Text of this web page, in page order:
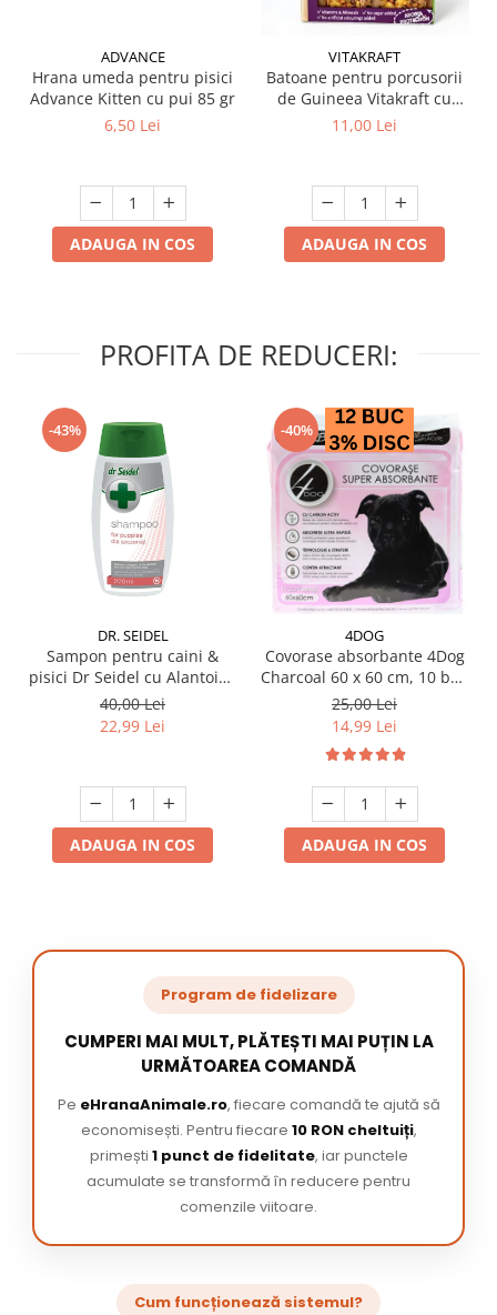
ADVANCE
Hrana umeda pentru pisici
Advance Kitten cu pui 85 gr
6,50 Lei
ADAUGA IN COS
VITAKRAFT
Batoane pentru porcusorii
de Guineea Vitakraft cu
struguri & nuci 2 buc
11,00 Lei
ADAUGA IN COS
PROFITA DE REDUCERI:
-43%
DR. SEIDEL
Sampon pentru caini &
pisici Dr Seidel cu Alantoina
220 ml
40,00 Lei
22,99 Lei
ADAUGA IN COS
-40%
4DOG
Covorase absorbante 4Dog
Charcoal 60 x 60 cm, 10 buc
/ pachet
25,00 Lei
14,99 Lei
ADAUGA IN COS
Program de fidelizare
CUMPERI MAI MULT, PLĂTEȘTI MAI PUȚIN LA
URMĂTOAREA COMANDĂ
Pe eHranaAnimale.ro, fiecare comandă te ajută să
economisești. Pentru fiecare 10 RON cheltuiți,
primești 1 punct de fidelitate, iar punctele
acumulate se transformă în reducere pentru
comenzile viitoare.
Cum funcționează sistemul?